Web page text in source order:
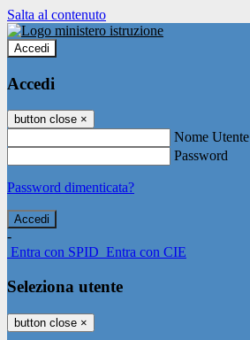
Salta al contenuto
Accedi
Accedi
button close ×
Nome Utente
Password
Password dimenticata?
-
Entra con SPID Entra con CIE
Seleziona utente
button close ×